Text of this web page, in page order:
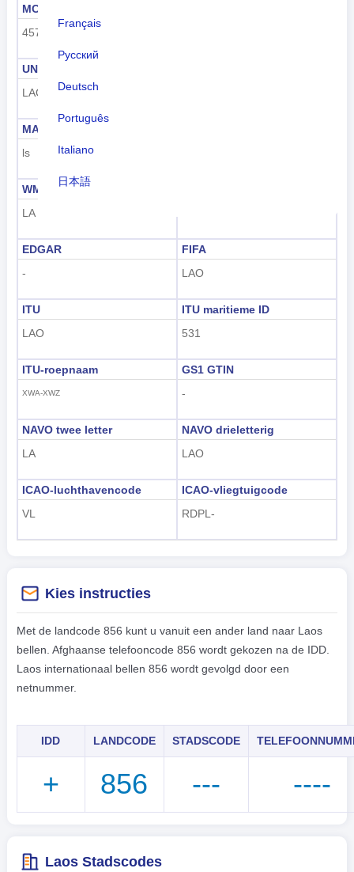
Français
Русский
Deutsch
Português
Italiano
日本語
tiếng Việt
MCC
457
UNDP
LAO
MARC
ls
WMO
LA
EDGAR
-
FIFA
LAO
ITU
LAO
ITU maritieme ID
531
ITU-roepnaam
XWA-XWZ
GS1 GTIN
-
NAVO twee letter
LA
NAVO drieletterig
LAO
ICAO-luchthavencode
VL
ICAO-vliegtuigcode
RDPL-
Kies instructies
Met de landcode 856 kunt u vanuit een ander land naar Laos
bellen. Afghaanse telefooncode 856 wordt gekozen na de IDD.
Laos internationaal bellen 856 wordt gevolgd door een
netnummer.
IDD LANDCODE STADSCODE
+ 856 --- ----
Laos Stadscodes